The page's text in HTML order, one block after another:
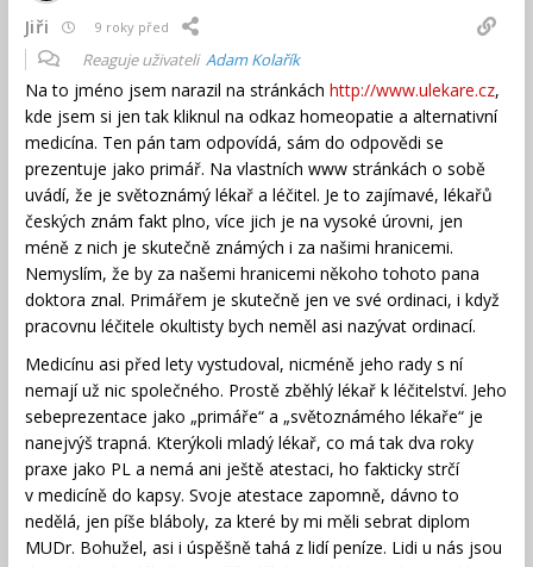
Jiři 9 roky před
Reaguje uživateli Adam Kolařík
Na to jméno jsem narazil na stránkách http://www.ulekare.cz,
kde jsem si jen tak kliknul na odkaz homeopatie a alternativní
medicína. Ten pán tam odpovídá, sám do odpovědi se
prezentuje jako primář. Na vlastních www stránkách o sobě
uvádí, že je světoznámý lékař a léčitel. Je to zajímavé, lékařů
českých znám fakt plno, více jich je na vysoké úrovni, jen
méně z nich je skutečně známých i za našimi hranicemi.
Nemyslím, že by za našemi hranicemi někoho tohoto pana
doktora znal. Primářem je skutečně jen ve své ordinaci, i když
pracovnu léčitele okultisty bych neměl asi nazývat ordinací.
Medicínu asi před lety vystudoval, nicméně jeho rady s ní
nemají už nic společného. Prostě zběhlý lékař k léčitelství. Jeho
sebeprezentace jako „primáře“ a „světoznámého lékaře“ je
nanejvýš trapná. Kterýkoli mladý lékař, co má tak dva roky
praxe jako PL a nemá ani ještě atestaci, ho fakticky strčí
v medicíně do kapsy. Svoje atestace zapomně, dávno to
nedělá, jen píše bláboly, za které by mi měli sebrat diplom
MUDr. Bohužel, asi i úspěšně tahá z lidí peníze. Lidi u nás jsou